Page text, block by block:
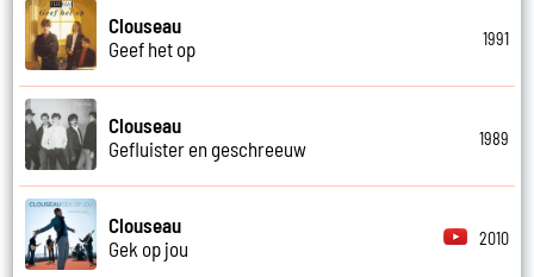
Clouseau
Geef het op
1991
Clouseau
Gefluister en geschreeuw
1989
Clouseau
Gek op jou
2010